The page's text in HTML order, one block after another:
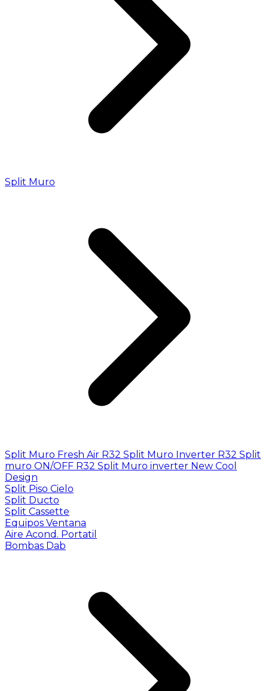
Split Muro
Split Muro Fresh Air R32 Split Muro Inverter R32 Split
muro ON/OFF R32 Split Muro inverter New Cool
Design
Split Piso Cielo
Split Ducto
Split Cassette
Equipos Ventana
Aire Acond. Portatil
Bombas Dab